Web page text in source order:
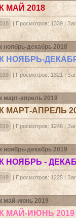
МАЙ 2018
| Просмотров: 1339 |
ноябрь-декабрь 2018
НОЯБРЬ-
| Просмотров: 1321 |
март-апрель 2019
МАРТ-АПРЕЛЬ
| Просмотров: 1246 |
ноябрь-декабрь 2019
НОЯБРЬ -
| Просмотров: 1225|
май-июнь 2019
МАЙ-ИЮНЬ 2019